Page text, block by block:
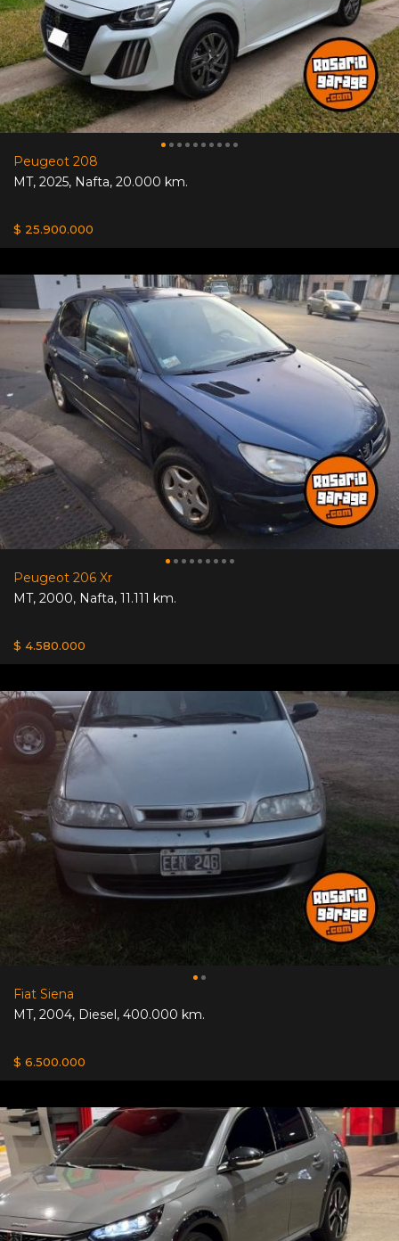
Peugeot 208
MT, 2025, Nafta, 20.000 km.
$ 25.900.000
Peugeot 206 Xr
MT, 2000, Nafta, 11.111 km.
$ 4.580.000
Fiat Siena
MT, 2004, Diesel, 400.000 km.
$ 6.500.000